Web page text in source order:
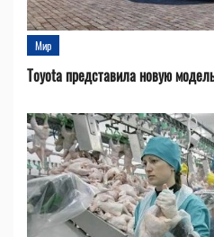
Мир
Toyota представила новую